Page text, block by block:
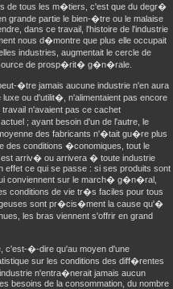
de tous les m�tiers, c'est que du degr�
partie le bien-�tre ou le malaise
dans ce travail, l'histoire de l'industrie
nous d�montre que plus elle occupait
industries, augmentait le cercle de
source de prosp�rit� g�n�rale.
�tre jamais aucune industrie n'en aura
ou d'utilit�, n'alimentaient pas encore
n'avaient pas ce cachet
; ayant besoin d'un de l'autre, le
des fabricants n'�tait gu�re plus
conditions �conomiques, tout le
arriv� ou arrivera � toute industrie
effet ce qui se passe : si ses produits sont
conviennent sur le march� g�n�ral,
de vie tr�s faciles pour tous
sont pr�cis�ment la cause qu'�
les bras viennent s'offrir en grand
c'est-�-dire qu'au moyen d'une
sur les conditions des diff�rentes
n'entra�nerait jamais aucun
besoins de la consommation, du nombre